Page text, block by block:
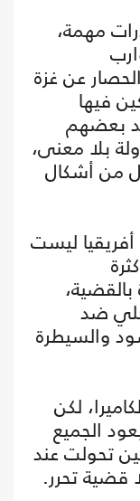
مهمة،
عن غزة
فيها
بعضهم
بلا معنى،
من أشكال
ليست
بالقضية،
ضد
والسيطرة
لكن
الجميع
تحولت عند
قضية تحرر.